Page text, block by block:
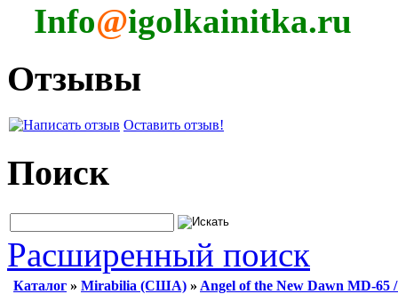
Info@igolkainitka.ru
Отзывы
Оставить отзыв!
Поиск
Расширенный поиск
Каталог » Mirabilia (США) » Angel of the New Dawn MD-65